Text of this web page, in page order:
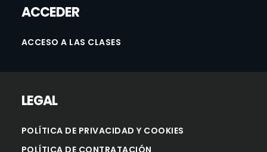
ACCEDER
ACCESO A LAS CLASES
LEGAL
POLÍTICA DE PRIVACIDAD Y COOKIES